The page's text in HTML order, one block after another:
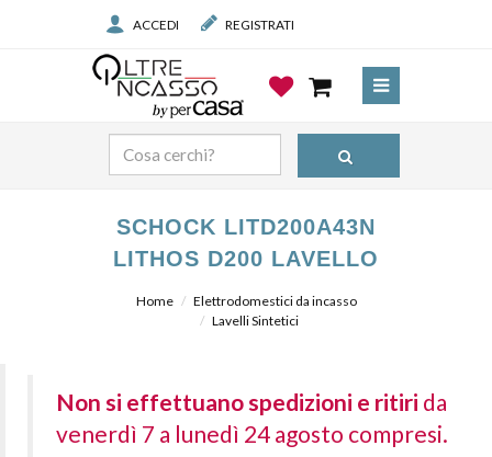
ACCEDI REGISTRATI
SCHOCK LITD200A43N
LITHOS D200 LAVELLO
Home
Elettrodomestici da incasso
Lavelli Sintetici
Non si effettuano spedizioni e ritiri da
venerdì 7 a lunedì 24 agosto compresi.